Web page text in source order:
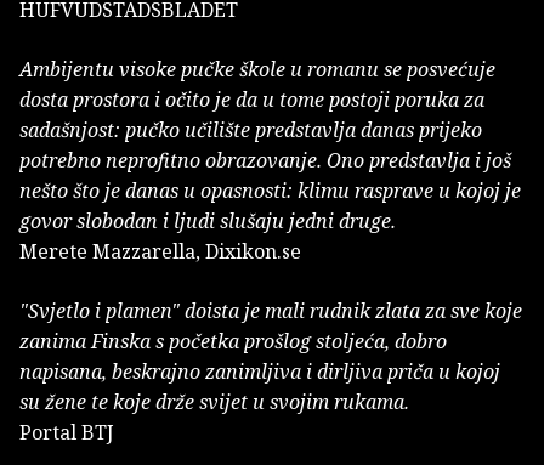
HUFVUDSTADSBLADET
Ambijentu visoke pučke škole u romanu se posvećuje
dosta prostora i očito je da u tome postoji poruka za
sadašnjost: pučko učilište predstavlja danas prijeko
potrebno neprofitno obrazovanje. Ono predstavlja i još
nešto što je danas u opasnosti: klimu rasprave u kojoj je
govor slobodan i ljudi slušaju jedni druge.
Merete Mazzarella, Dixikon.se
"Svjetlo i plamen" doista je mali rudnik zlata za sve koje
zanima Finska s početka prošlog stoljeća, dobro
napisana, beskrajno zanimljiva i dirljiva priča u kojoj
su žene te koje drže svijet u svojim rukama.
Portal BTJ